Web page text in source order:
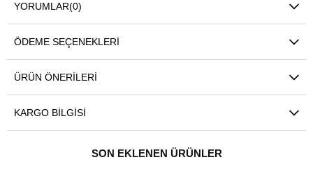
YORUMLAR(0)
ÖDEME SEÇENEKLERI
ÜRÜN ÖNERILERI
KARGO BILGISI
SON EKLENEN ÜRÜNLER